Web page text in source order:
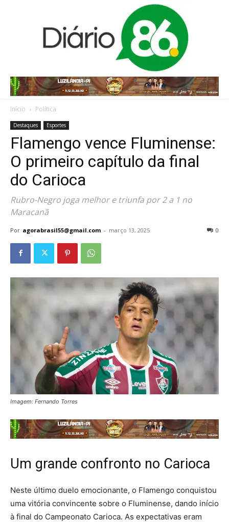
Início Política
Destaques Esportes
Flamengo vence Fluminense:
O primeiro capítulo da final
do Carioca
Rubro-Negro joga melhor e triunfa por 2 a 1 no
Maracanã
Por agorabrasil55@gmail.com - março 13, 2025 0
Imagem: Fernando Torres
Um grande confronto no Carioca
Neste último duelo emocionante, o Flamengo conquistou
uma vitória convincente sobre o Fluminense, dando início
à final do Campeonato Carioca. As expectativas eram